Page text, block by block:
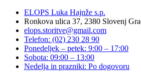
ELOPS Luka Hajnže s.p.
Ronkova ulica 37, 2380 Slovenj
elops.storitve@gmail.com
Telefon: (02) 230 28 90
Ponedeljek – petek: 9:00 – 17:00
Sobota: 09:00 – 13:00
Nedelja in prazniki: Po dogovoru